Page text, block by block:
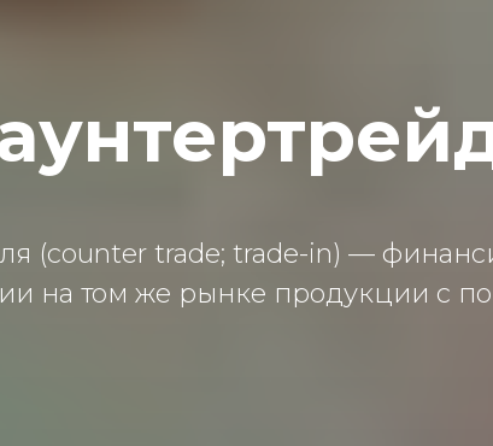
(counter trade; trade-in) —
на том же рынке продукции с